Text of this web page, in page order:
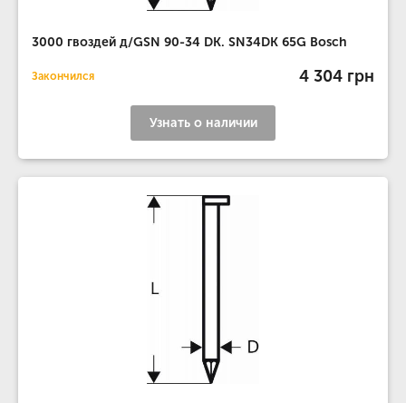
3000 гвоздей д/GSN 90-34 DK. SN34DK 65G Bosch
Закончился 4 304 грн
Узнать о наличии